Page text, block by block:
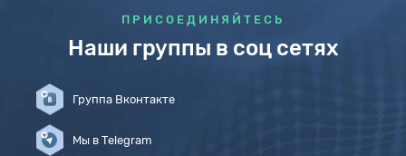
ПРИСОЕДИНЯЙТЕСЬ
Наши группы в соц сетях
Группа Вконтакте
Мы в Telegram